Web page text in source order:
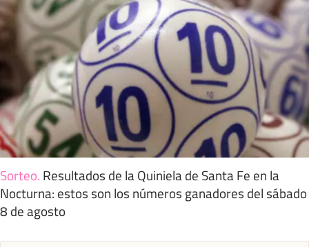
Sorteo. Resultados de la Quiniela de Santa Fe en la
Nocturna: estos son los números ganadores del sábado
8 de agosto